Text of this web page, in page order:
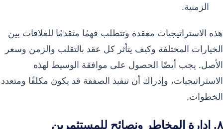
الزمنية.
هذه الاستراتيجيات معقدة وتتطلب فهمًا متقدمًا للعلاقات بين
الخيارات المختلفة وكيف يتأثر كل عقد بالتقلب والزمن وسعر
الأصل. يجب أيضًا الحصول على موافقة الوسيط لهذه
الاستراتيجيات، وإدراك أن تنفيذ الصفقة قد يكون مكلفًا ومتعدد
الخطوات.
٨. إدارة المخاطر ونصائح للمستثمرين